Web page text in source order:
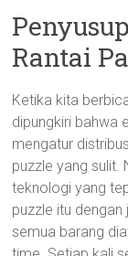
Rantai
Ketika kita
dipungkiri bahwa
mengatur
puzzle yang sulit.
teknologi yang
puzzle itu dengan
semua barang